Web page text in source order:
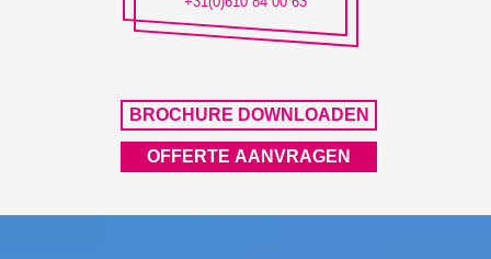
BROCHURE DOWNLOADEN
OFFERTE AANVRAGEN